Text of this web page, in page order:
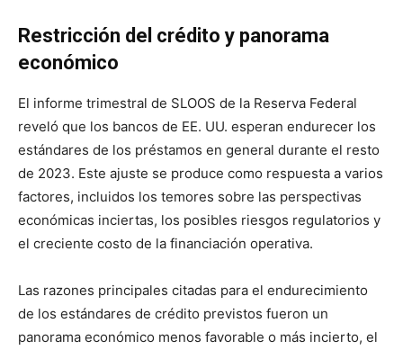
Restricción del crédito y panorama
económico
El informe trimestral de SLOOS de la Reserva Federal
reveló que los bancos de EE. UU. esperan endurecer los
estándares de los préstamos en general durante el resto
de 2023. Este ajuste se produce como respuesta a varios
factores, incluidos los temores sobre las perspectivas
económicas inciertas, los posibles riesgos regulatorios y
el creciente costo de la financiación operativa.
Las razones principales citadas para el endurecimiento
de los estándares de crédito previstos fueron un
panorama económico menos favorable o más incierto, el